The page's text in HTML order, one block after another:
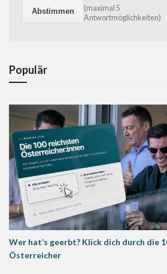
(maximal 5
Antwortmöglichkeiten)
Populär
Wer hat’s geerbt? Klick dich durch die
Österreicher